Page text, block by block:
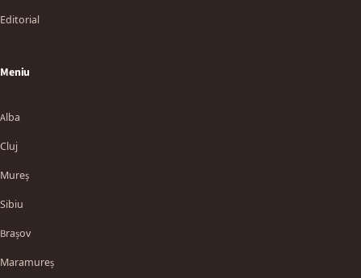
Editorial
Meniu
Alba
Cluj
Mureș
Sibiu
Brașov
Maramureș